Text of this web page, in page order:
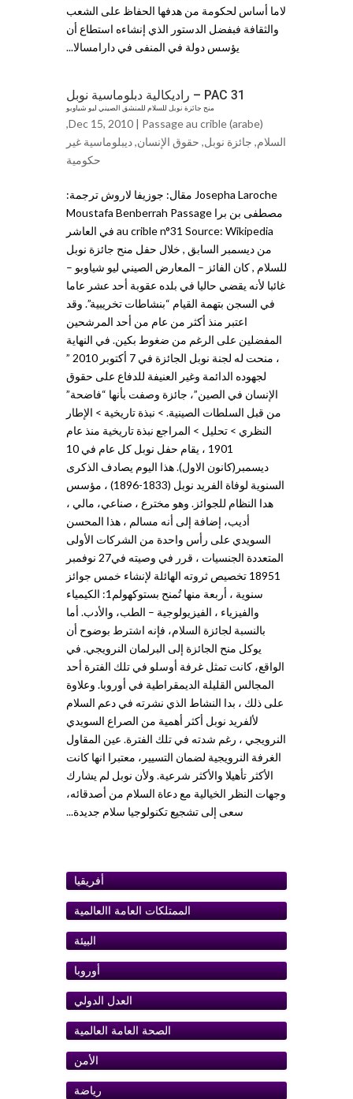
لاما أساس لحكومة من هدفها الحفاظ على الشعب
والثقافة فبفضل الدستور الذي إنشاءه استطاع أن
يؤسس دولة في المنفى في دارامسالا...
PAC 31 – راديكالية دبلوماسية نوبل
منح جائزة نوبل للسلام للمنشق الصيني ليو شياوبو
Dec 15, 2010 | Passage au crible (arabe)
,
السلام, جائزة نوبل, حقوق الإنساﻥ,ديبلوماسية غير
حكومية
Josepha Laroche مقال: جوزيفا لاروش ترجمة:
مصطفى بن برا Moustafa Benberrah Passage
au crible n°31 Source: Wikipedia في العاشر
من ديسمبر السابق , خلال حفل منح جائزة نوبل
للسلام , كان الفائز – المعارض الصيني ليو شياوبو –
غائبا لأنه يقضي حاليا في بلده عقوبة أحد عشر عاما
في السجن بتهمة القيام “بنشاطات تخريبية”. وقد
اعتبر منذ أكثر من عام من أحد المرشحين
المفضلين على الرغم من ضغوط بكين. في النهاية
، منحت له لجنة نوبل الجائزة في 7 أكتوبر 2010 ”
لجهوده الدائمة وغير العنيفة للدفاع على حقوق
الإنسان في الصين”، جائزة وصفت بأنها “فاضحة”
من قبل السلطات الصينية. > نبذة تاريخية > الإطار
النظري > تحليل > المراجع نبذة تاريخية منذ عام
1901 ، يقام حفل نوبل كل عام في 10
ديسمبر(كانون الاول). هذا اليوم يصادف الذكرى
السنوية لوفاة الفريد نوبل (1833-1896) ، مؤسس
هدا النظام للجوائز. وهو مخترع ، صناعي، مالي ،
أديب، إضافة إلى أنه مسالم ، هذا المحسن
السويدي على رأس واحدة من الشركات الأولى
المتعددة الجنسيات ، قرر في وصيته في27 نوفمبر
18951 تخصيص ثروته الهائلة لإنشاء خمس جوائز
سنوية ، أربعة منها تُمنح بستوكهولم1: الكيمياء
والفيزياء ، الفيزيولوجية – الطب، والأدب. أما
بالنسبة لجائزة السلام، فإنه اشترط بوضوح أن
يوكل منح الجائزة إلى البرلمان النرويجي. في
الواقع، كانت تمثل غرفة أوسلو في تلك الفترة أحد
المجالس القليلة الديمقراطية في أوروبا. وعلاوة
على ذلك ، بدا النشاط الذي نشرته في دعم السلام
لألفريد نوبل أكثر أهمية من الصراع السويدي
النرويجي ، رغم شدته في تلك الفترة. عين المقاول
الغرفة النرويجية لضمان التسيير، معتبرا انها كانت
الأكثر تأهيلا والأكثر شرعية. ولأن نوبل لم يشارك
وجهات النظر الخيالية مع دعاة السلام من أصدقائه،
سعى إلى تشجيع تكنولوجيا سلام جديدة...
أفريقيا
الممتلكات العامة اﺍلعالمية
البيئة
أوروبا
ﺍلعدل الدولي
الصحة العامة العالمية
الأمن
رياضة